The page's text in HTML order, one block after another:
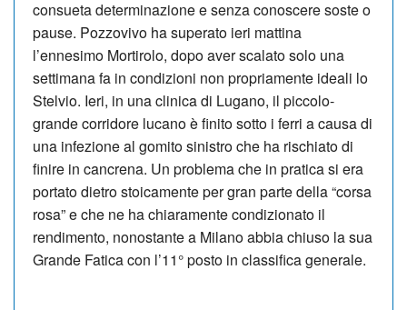
consueta determinazione e senza conoscere soste o
pause. Pozzovivo ha superato ieri mattina
l’ennesimo Mortirolo, dopo aver scalato solo una
settimana fa in condizioni non propriamente ideali lo
Stelvio. Ieri, in una clinica di Lugano, il piccolo-
grande corridore lucano è finito sotto i ferri a causa di
una infezione al gomito sinistro che ha rischiato di
finire in cancrena. Un problema che in pratica si era
portato dietro stoicamente per gran parte della “corsa
rosa” e che ne ha chiaramente condizionato il
rendimento, nonostante a Milano abbia chiuso la sua
Grande Fatica con l’11° posto in classifica generale.